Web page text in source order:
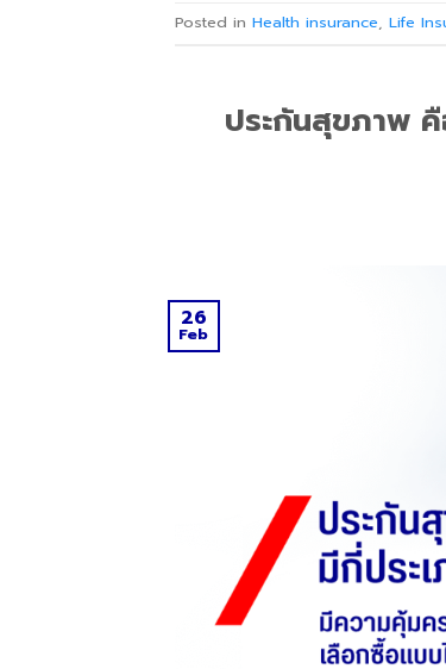
Posted in Health insurance, Life
ประกันสุขภาพ คื
26
Feb